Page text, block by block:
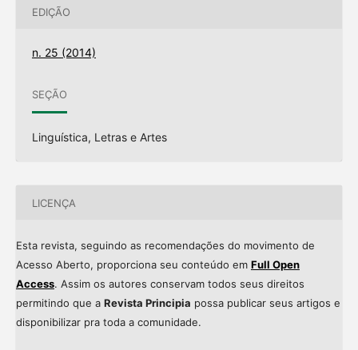
EDIÇÃO
n. 25 (2014)
SEÇÃO
Linguística, Letras e Artes
LICENÇA
Esta revista, seguindo as recomendações do movimento de
Acesso Aberto, proporciona seu conteúdo em Full Open
Access. Assim os autores conservam todos seus direitos
permitindo que a Revista Principia possa publicar seus artigos e
disponibilizar pra toda a comunidade.